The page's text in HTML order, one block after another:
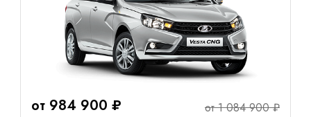
от 984 900 ₽
от 1 084 900 ₽